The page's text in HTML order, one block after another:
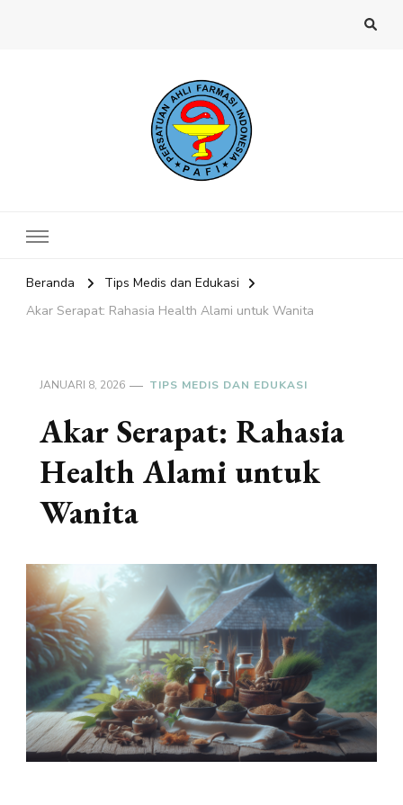
Beranda
Tips Medis dan Edukasi
Akar Serapat: Rahasia Health Alami untuk Wanita
JANUARI 8, 2026 TIPS MEDIS DAN EDUKASI
Akar Serapat: Rahasia
Health Alami untuk
Wanita